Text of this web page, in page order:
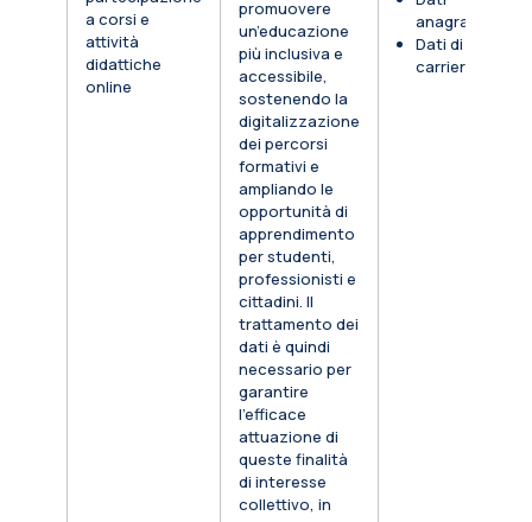
a corsi e
attività
didattiche
online
promuovere
un’educazione
più inclusiva e
accessibile,
sostenendo la
digitalizzazione
dei percorsi
formativi e
ampliando le
opportunità di
apprendimento
per studenti,
professionisti e
cittadini. Il
trattamento dei
dati è quindi
necessario per
garantire
l’efficace
attuazione di
queste finalità
di interesse
collettivo, in
anagrafici
Dati di
carriera